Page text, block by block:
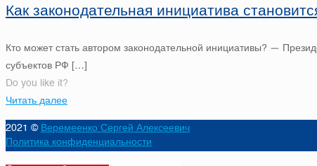
Как законодательная инициатива
Кто может стать автором законодательной инициативы? —
субъектов РФ […]
Do you like it?
Читать далее
2021 © Веремеенко Сергей Алексеевич
Политика конфиденциальности